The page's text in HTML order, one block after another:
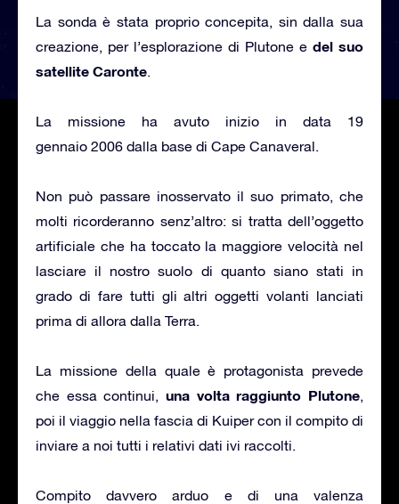
La sonda è stata proprio concepita, sin dalla sua
creazione, per l’esplorazione di Plutone e del suo
satellite Caronte.
La missione ha avuto inizio in data 19
gennaio 2006 dalla base di Cape Canaveral.
Non può passare inosservato il suo primato, che
molti ricorderanno senz’altro: si tratta dell’oggetto
artificiale che ha toccato la maggiore velocità nel
lasciare il nostro suolo di quanto siano stati in
grado di fare tutti gli altri oggetti volanti lanciati
prima di allora dalla Terra.
La missione della quale è protagonista prevede
che essa continui, una volta raggiunto Plutone,
poi il viaggio nella fascia di Kuiper con il compito di
inviare a noi tutti i relativi dati ivi raccolti.
Compito davvero arduo e di una valenza